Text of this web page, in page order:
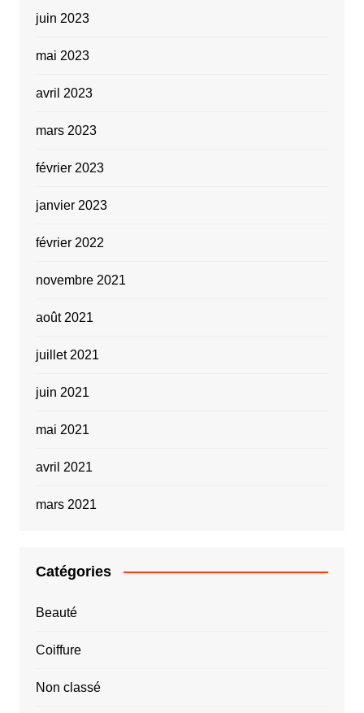
juin 2023
mai 2023
avril 2023
mars 2023
février 2023
janvier 2023
février 2022
novembre 2021
août 2021
juillet 2021
juin 2021
mai 2021
avril 2021
mars 2021
Catégories
Beauté
Coiffure
Non classé